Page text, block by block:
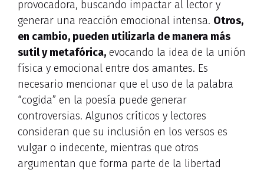
provocadora, buscando impactar al lector y
generar una reacción emocional intensa. Otros,
en cambio, pueden utilizarla de manera más
sutil y metafórica, evocando la idea de la unión
física y emocional entre dos amantes. Es
necesario mencionar que el uso de la palabra
“cogida” en la poesía puede generar
controversias. Algunos críticos y lectores
consideran que su inclusión en los versos es
vulgar o indecente, mientras que otros
argumentan que forma parte de la libertad